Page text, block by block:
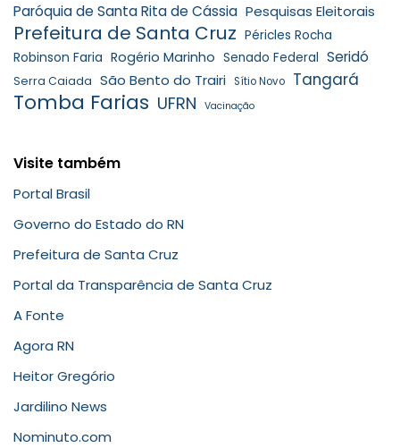
Paróquia de Santa Rita de Cássia Pesquisas Eleitorais
Prefeitura de Santa Cruz Péricles Rocha
Robinson Faria Rogério Marinho Senado Federal Seridó
Serra Caiada São Bento do Trairi Sítio Novo Tangará
Tomba Farias UFRN Vacinação
Visite também
Portal Brasil
Governo do Estado do RN
Prefeitura de Santa Cruz
Portal da Transparência de Santa Cruz
A Fonte
Agora RN
Heitor Gregório
Jardilino News
Nominuto.com